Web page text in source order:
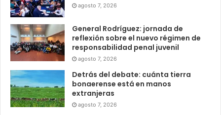
agosto 7, 2026
General Rodríguez: jornada de
reflexión sobre el nuevo régimen de
responsabilidad penal juvenil
agosto 7, 2026
Detrás del debate: cuánta tierra
bonaerense está en manos
extranjeras
agosto 7, 2026